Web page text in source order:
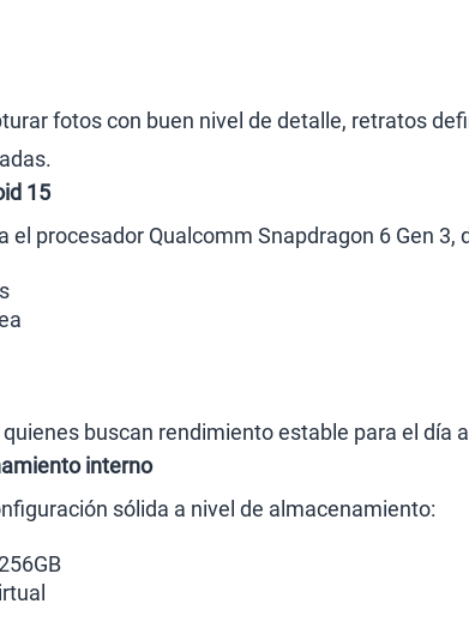
fotos con buen nivel de detalle, retratos
15
el procesador Qualcomm Snapdragon 6 Gen 3,
buscan rendimiento estable para el día
interno
sólida a nivel de almacenamiento: